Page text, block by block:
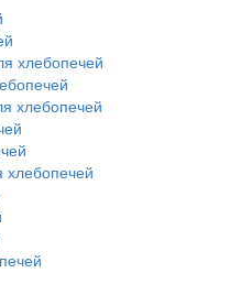
хлебопечей
хлебопечей